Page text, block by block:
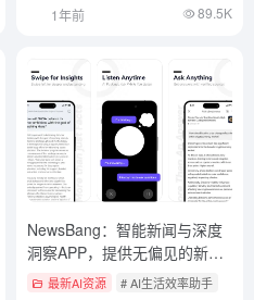
1年前 89.5K
转视频
NewsBang：智能新闻与深度
洞察APP，提供无偏见的新闻
解读最新AI资源 # AI生活效率助手